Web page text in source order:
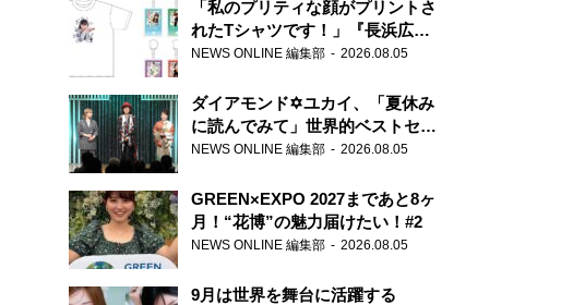
「私のプリティな顔がプリントさ
れたTシャツです！」『長浜広奈
天下無双』初の番組グッズ発売
NEWS ONLINE 編集部 2026.08.05
ダイアモンド✡ユカイ、「夏休み
に読んでみて」世界的ベストセラ
ー『アナスタシア』を紹介
NEWS ONLINE 編集部 2026.08.05
GREEN×EXPO 2027まであと8ヶ
月！“花博”の魅力届けたい！#2
NEWS ONLINE 編集部 2026.08.05
9月は世界を舞台に活躍する